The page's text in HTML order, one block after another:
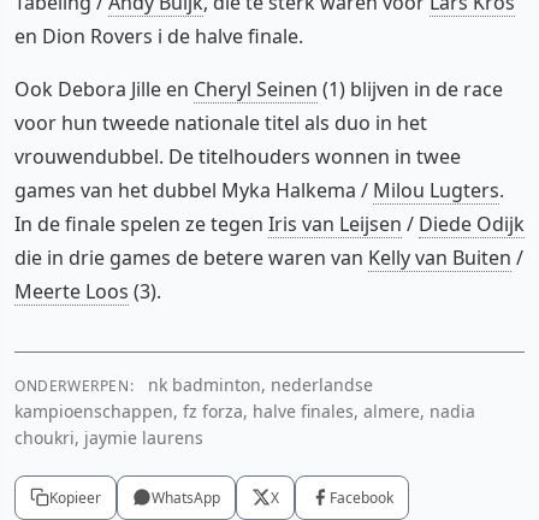
en Dion Rovers i de halve finale.
Ook Debora Jille en Cheryl Seinen (1) blijven in de race
voor hun tweede nationale titel als duo in het
vrouwendubbel. De titelhouders wonnen in twee
games van het dubbel Myka Halkema / Milou Lugters.
In de finale spelen ze tegen Iris van Leijsen / Diede Odijk
die in drie games de betere waren van Kelly van Buiten /
Meerte Loos (3).
ONDERWERPEN:
nk badminton, nederlandse
kampioenschappen, fz forza, halve finales, almere, nadia
choukri, jaymie laurens
Kopieer WhatsApp X Facebook